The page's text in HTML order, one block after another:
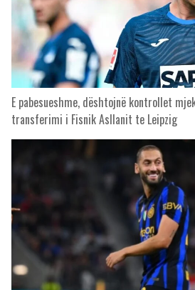
E pabesueshme, dështojnë kontrollet
transferimi i Fisnik Asllanit te Leipzig